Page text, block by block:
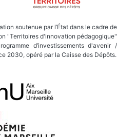
soutenue par l’État dans le cadre de
"Territoires d'innovation pédagogique"
d’investissements d'avenir /
2030, opéré par la Caisse des Dépôts.